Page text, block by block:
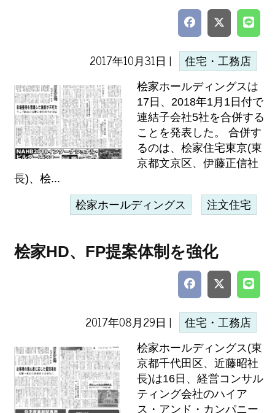
2017年10月31日 | 住宅・工務店
桧家ホールディングスは
17日、2018年1月1日付で
連結子会社5社を合併する
ことを発表した。 合併す
るのは、桧家住宅東京(東
京都文京区、伊藤正信社
長)、桧...
桧家ホールディングス 注文住宅
桧家HD、FP提案体制を強化
2017年08月29日 | 住宅・工務店
桧家ホールディングス(東
京都千代田区、近藤昭社
長)は16日、経営コンサル
ティング会社のハイア
ス・アンド・カンパニー